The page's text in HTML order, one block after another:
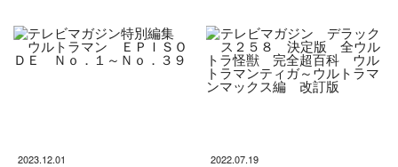
2023.12.01 2022.07.19